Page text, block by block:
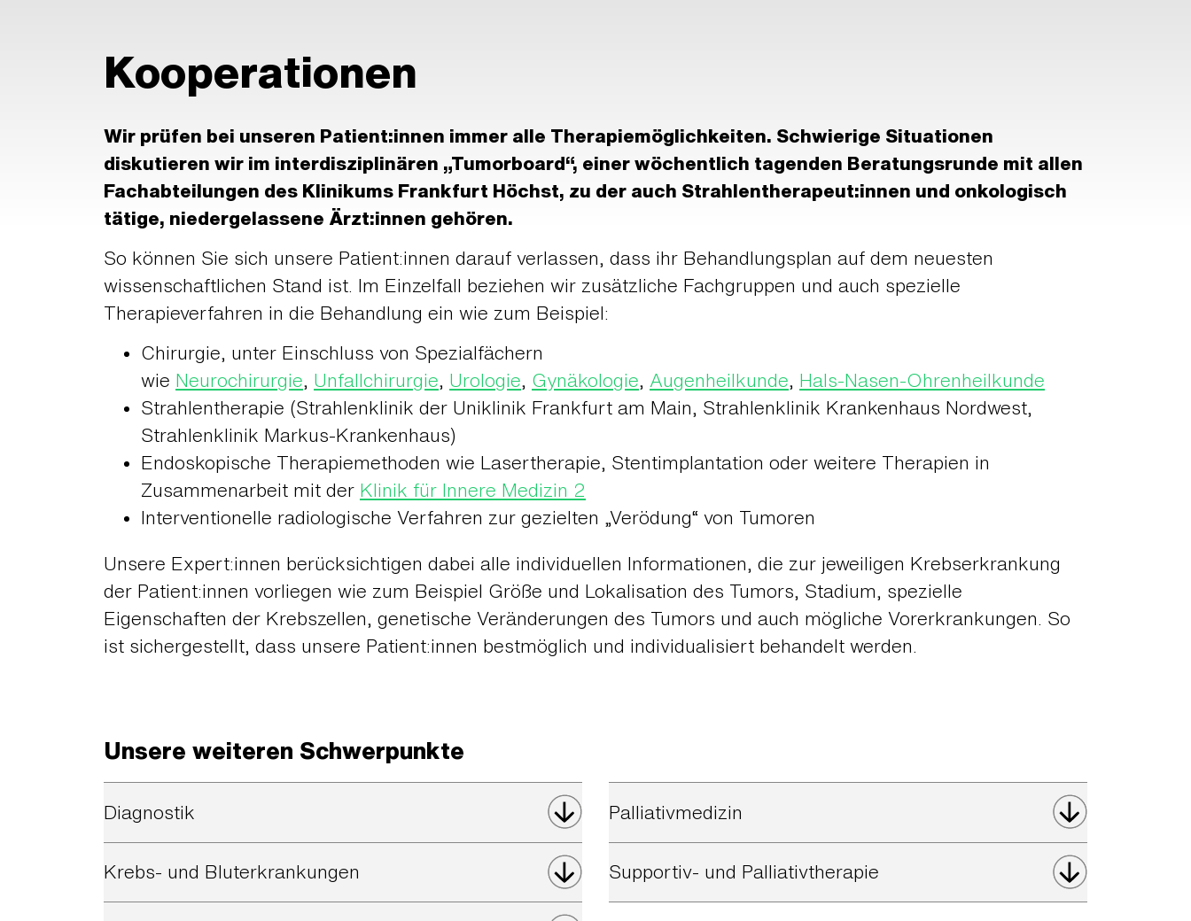
Kooperationen
Wir prüfen bei unseren Patient:innen immer alle Therapiemöglichkeiten. Schwierige Situationen
diskutieren wir im interdisziplinären „Tumorboard“, einer wöchentlich tagenden Beratungsrunde mit allen
Fachabteilungen des Klinikums Frankfurt Höchst, zu der auch Strahlentherapeut:innen und onkologisch
tätige, niedergelassene Ärzt:innen gehören.
So können Sie sich unsere Patient:innen darauf verlassen, dass ihr Behandlungsplan auf dem neuesten
wissenschaftlichen Stand ist. Im Einzelfall beziehen wir zusätzliche Fachgruppen und auch spezielle
Therapieverfahren in die Behandlung ein wie zum Beispiel:
Chirurgie, unter Einschluss von Spezialfächern
wie Neurochirurgie Unfallchirurgie Urologie Gynäkologie Augenheilkunde
Hals-Nasen-Ohrenheilkunde
Strahlentherapie (Strahlenklinik der Uniklinik Frankfurt am Main, Strahlenklinik Krankenhaus Nordwest,
Strahlenklinik Markus-Krankenhaus)
Endoskopische Therapiemethoden wie Lasertherapie, Stentimplantation oder weitere Therapien in
Zusammenarbeit mit der Klinik für Innere Medizin 2
Interventionelle radiologische Verfahren zur gezielten „Verödung“ von Tumoren
Unsere Expert:innen berücksichtigen dabei alle individuellen Informationen, die zur jeweiligen Krebserkrankung
der Patient:innen vorliegen wie zum Beispiel Größe und Lokalisation des Tumors, Stadium, spezielle
Eigenschaften der Krebszellen, genetische Veränderungen des Tumors und auch mögliche Vorerkrankungen. So
ist sichergestellt, dass unsere Patient:innen bestmöglich und individualisiert behandelt werden.
Unsere weiteren Schwerpunkte
Diagnostik
Krebs- und Bluterkrankungen
Palliativmedizin
Supportiv- und Palliativtherapie